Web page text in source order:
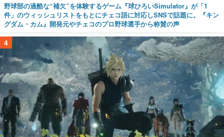
野球部の過酷な“補欠”を体験するゲーム『球ひろいSimulator』が「1
件」のウィッシュリストをもとにチェコ語に対応しSNSで話題に。『キン
グダム・カム』開発元やチェコのプロ野球選手から称賛の声
4